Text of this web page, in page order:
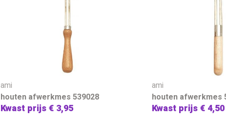
ami
houten afwerkmes 539028
Kwast prijs€ 3,95
ami
houten afwerkmes
Kwast prijs€ 4,50